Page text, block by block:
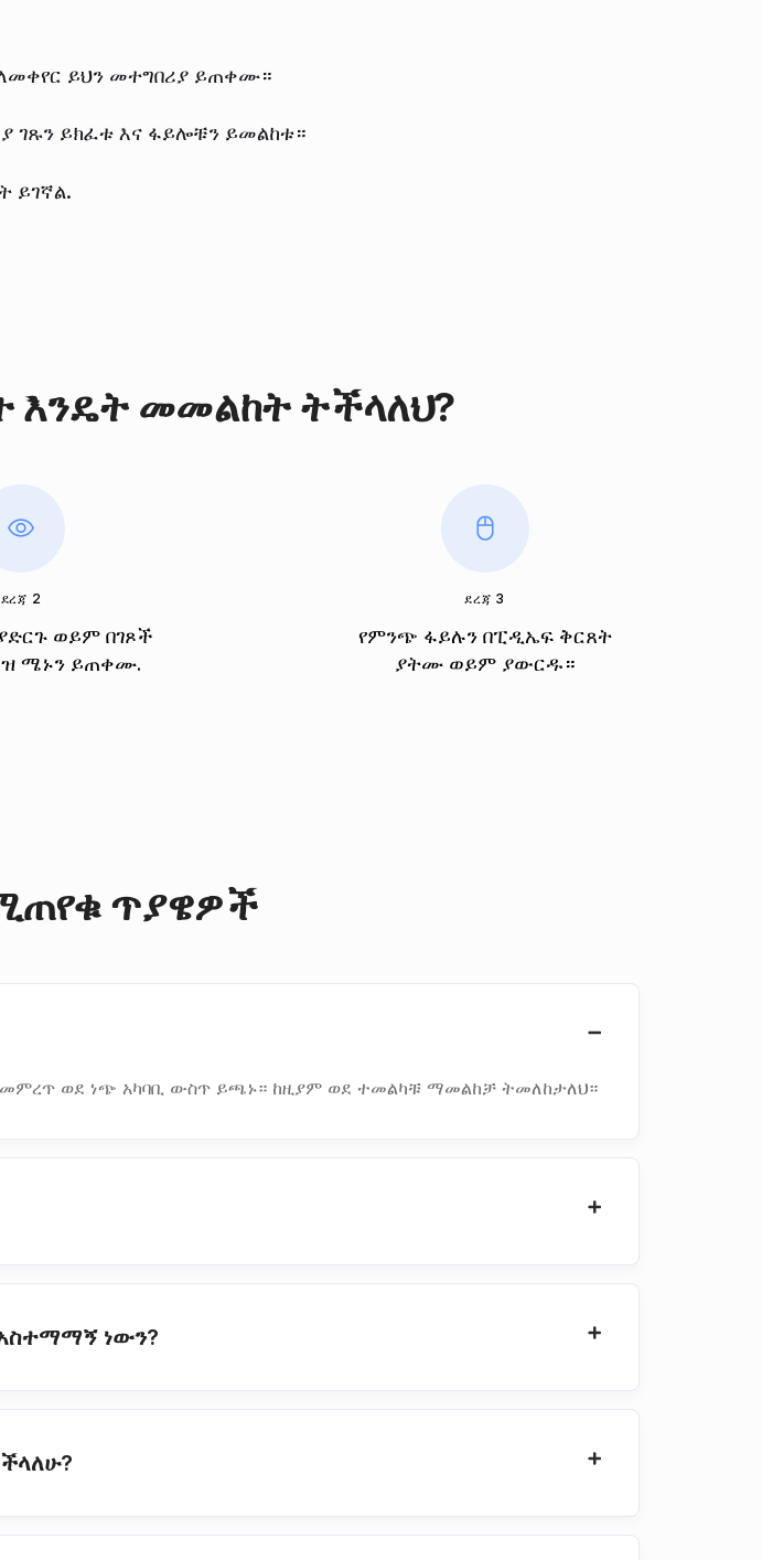
ይህን መተግበሪያ ይጠቀሙ።
ገጹን ይክፈቱ እና ፋይሎቹን ይመልከቱ።
ይገኛል.
እንዴት መመልከት ትችላለህ?
ደረጃ 2
ወይም በገጾች
ሜኑን ይጠቀሙ.
ደረጃ 3
የምንጭ ፋይሉን በፒዲኤፍ ቅርጸት
ያትሙ ወይም ያውርዱ።
ጥያዌዎች
ወደ ነጭ አካባቢ ውስጥ ይጫኑ። ከዚያም ወደ ተመልካቹ ማመልከቻ ትመለከታለህ።
ነውን?